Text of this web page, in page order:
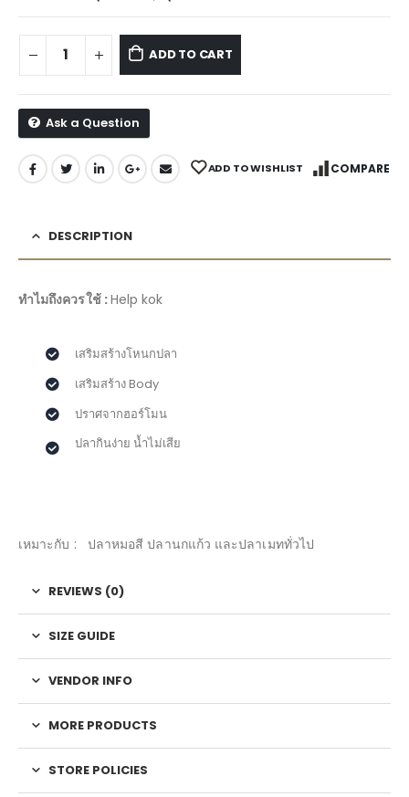
ADD TO CART
Ask a Question
ADD TO WISHLIST COMPARE
DESCRIPTION
ทำไมถึงควรใช้ :Help kok
เสริมสร้างโหนกปลา
เสริมสร้าง Body
ปราศจากฮอร์โมน
ปลากินง่าย น้ำไม่เสีย
เหมาะกับ : ปลาหมอสี ปลานกแก้ว และปลาเมททั่วไป
REVIEWS (0)
SIZE GUIDE
VENDOR INFO
MORE PRODUCTS
STORE POLICIES